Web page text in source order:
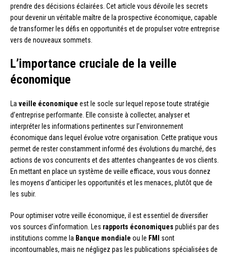
prendre des décisions éclairées. Cet article vous dévoile les secrets
pour devenir un véritable maître de la prospective économique, capable
de transformer les défis en opportunités et de propulser votre entreprise
vers de nouveaux sommets.
L’importance cruciale de la veille
économique
Laveille économique est le socle sur lequel repose toute stratégie
d’entreprise performante. Elle consiste à collecter, analyser et
interpréter les informations pertinentes sur l’environnement
économique dans lequel évolue votre organisation. Cette pratique vous
permet de rester constamment informé des évolutions du marché, des
actions de vos concurrents et des attentes changeantes de vos clients.
En mettant en place un système de veille efficace, vous vous donnez
les moyens d’anticiper les opportunités et les menaces, plutôt que de
les subir.
Pour optimiser votre veille économique, il est essentiel de diversifier
vos sources d’information. Les rapports économiques publiés par des
institutions comme la Banque mondiale ou le FMI
sont
incontournables, mais ne négligez pas les publications spécialisées de